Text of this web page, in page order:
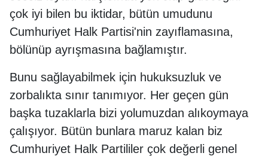
çok iyi bilen bu iktidar, bütün umudunu
Cumhuriyet Halk Partisi'nin zayıflamasına,
bölünüp ayrışmasına bağlamıştır.
Bunu sağlayabilmek için hukuksuzluk ve
zorbalıkta sınır tanımıyor. Her geçen gün
başka tuzaklarla bizi yolumuzdan alıkoymaya
çalışıyor. Bütün bunlara maruz kalan biz
Cumhuriyet Halk Partililer çok değerli genel